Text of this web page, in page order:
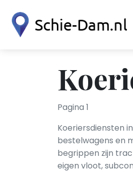
Pagina 1
Koeriersdiensten
bestelwagens en
begrippen zijn
eigen vloot,